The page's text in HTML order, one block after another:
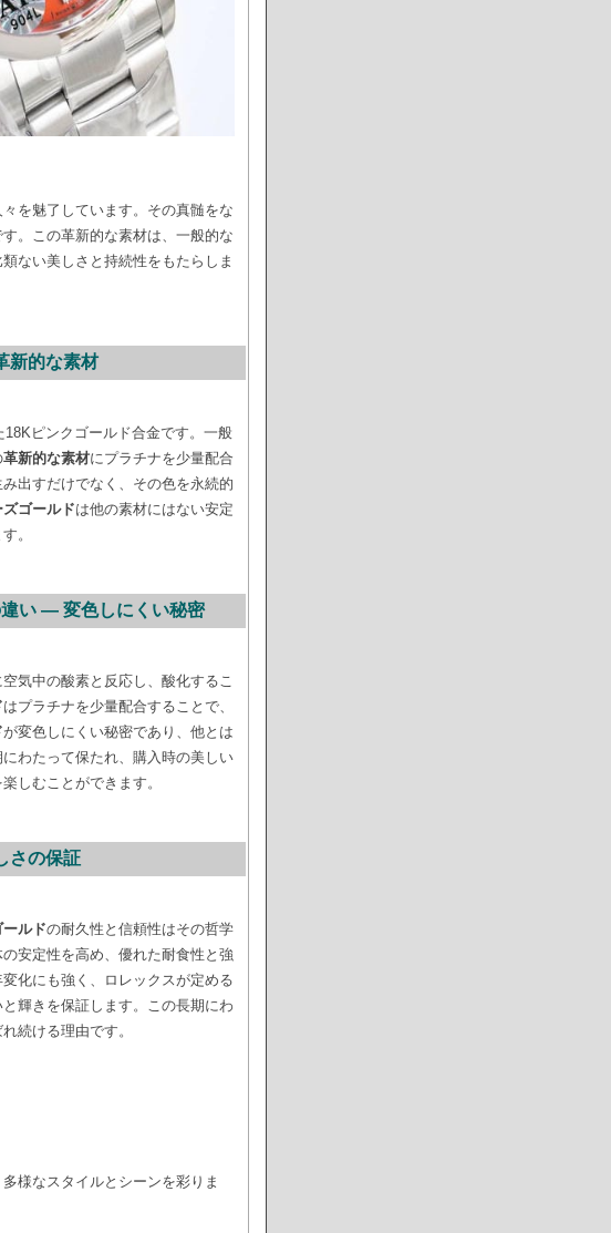
を魅了しています。その真髄をな
。この革新的な素材は、一般的な
ない美しさと持続性をもたらしま
新的な素材
ピンクゴールド合金です。一般
革新的な素材にプラチナを少量配合
出すだけでなく、その色を永続的
ゴールドは他の素材にはない安定
。
い — 変色しにくい秘密
気中の酸素と反応し、酸化するこ
はプラチナを少量配合することで、
が変色しにくい秘密であり、他とは
わたって保たれ、購入時の美しい
しむことができます。
さの保証
ルドの耐久性と信頼性はその哲学
安定性を高め、優れた耐食性と強
化にも強く、ロレックスが定める
輝きを保証します。この長期にわ
続ける理由です。
様なスタイルとシーンを彩りま